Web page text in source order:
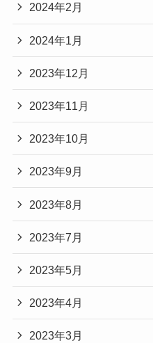
2024年2月
2024年1月
2023年12月
2023年11月
2023年10月
2023年9月
2023年8月
2023年7月
2023年5月
2023年4月
2023年3月